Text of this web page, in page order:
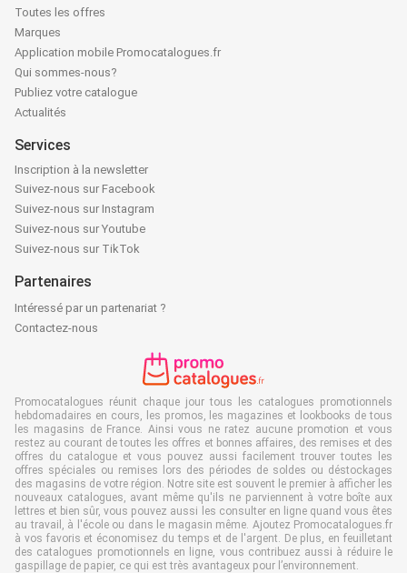
Toutes les offres
Marques
Application mobile Promocatalogues.fr
Qui sommes-nous?
Publiez votre catalogue
Actualités
Services
Inscription à la newsletter
Suivez-nous sur Facebook
Suivez-nous sur Instagram
Suivez-nous sur Youtube
Suivez-nous sur TikTok
Partenaires
Intéressé par un partenariat ?
Contactez-nous
Promocatalogues réunit chaque jour tous les catalogues promotionnels
hebdomadaires en cours, les promos, les magazines et lookbooks de tous
les magasins de France. Ainsi vous ne ratez aucune promotion et vous
restez au courant de toutes les offres et bonnes affaires, des remises et des
offres du catalogue et vous pouvez aussi facilement trouver toutes les
offres spéciales ou remises lors des périodes de soldes ou déstockages
des magasins de votre région. Notre site est souvent le premier à afficher les
nouveaux catalogues, avant même qu'ils ne parviennent à votre boîte aux
lettres et bien sûr, vous pouvez aussi les consulter en ligne quand vous êtes
au travail, à l'école ou dans le magasin même. Ajoutez Promocatalogues.fr
à vos favoris et économisez du temps et de l'argent. De plus, en feuilletant
des catalogues promotionnels en ligne, vous contribuez aussi à réduire le
gaspillage de papier, ce qui est très avantageux pour l’environnement.